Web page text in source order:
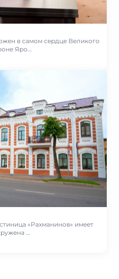
в самом сердце Великого
Яро…
«Рахманинов» имеет
…